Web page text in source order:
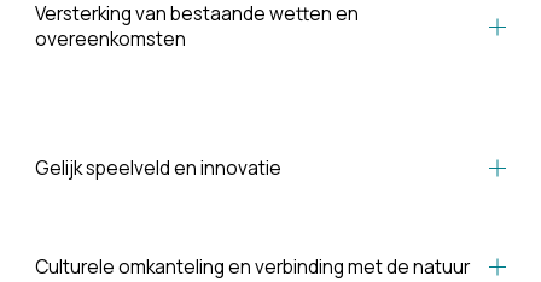
Versterking van bestaande wetten en
overeenkomsten
Gelijk speelveld en innovatie
Culturele omkanteling en verbinding met de natuur